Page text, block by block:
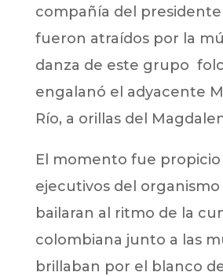
compañía del
fueron atraídos por la
danza de este grupo
engalanó el adyacente
Río, a orillas del
El momento fue propicio
ejecutivos del
bailaran al ritmo de la
colombiana junto a las
brillaban por el blanco